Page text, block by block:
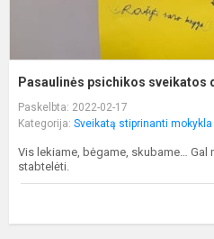
Pasaulinės psichikos sveikatos
Paskelbta: 2022-02-17
Kategorija: Sveikatą stiprinanti mokykla
Vis lekiame, bėgame, skubame… Gal
stabtelėti.